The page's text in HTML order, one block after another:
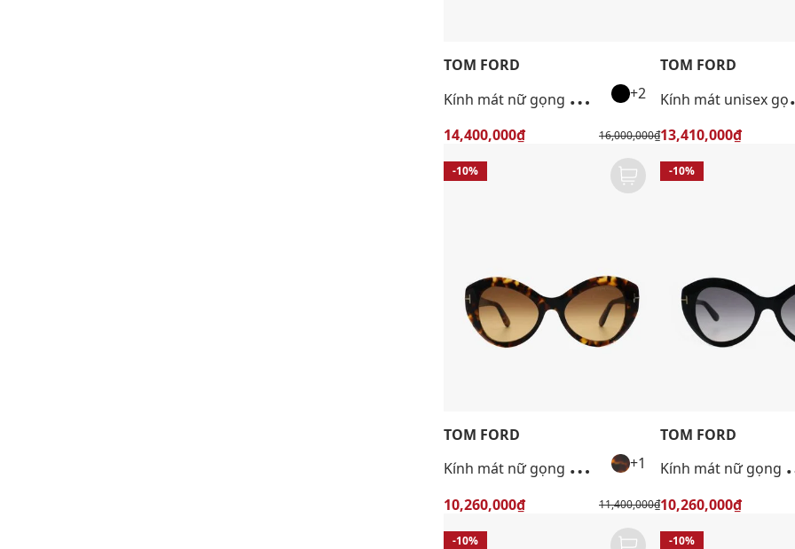
TOM FORD
K
ính mát nữ gọng mắt mèo cá tính +2
14,400,000₫ 16,000,000₫
TOM FORD
ính
13,410,000₫
-10%
TOM FORD
K
ính mát nữ gọng mắt mèo bản dày +1
10,260,000₫ 11,400,000₫
-10%
TOM FORD
ính mát
10,260,000₫
-10% -10%